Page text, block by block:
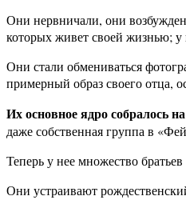
Они нервничали, они
которых живет своей жизнью;
Они стали обмениваться
примерный образ своего отца,
Их основное ядро собралось
даже собственная группа в
Теперь у нее множество
Они устраивают